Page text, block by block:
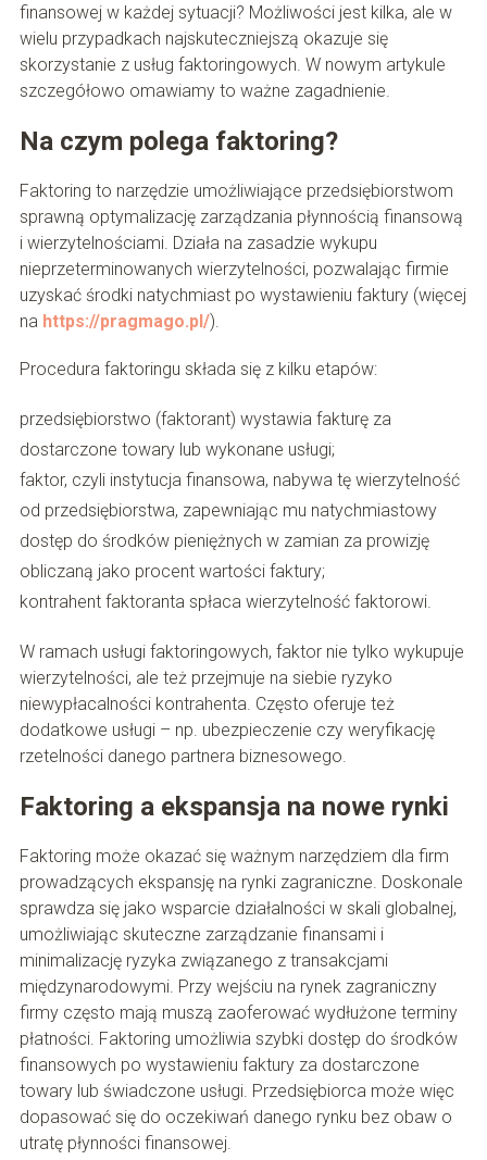
finansowej w każdej sytuacji? Możliwości jest kilka, ale w
wielu przypadkach najskuteczniejszą okazuje się
skorzystanie z usług faktoringowych. W nowym artykule
szczegółowo omawiamy to ważne zagadnienie.
Na czym polega faktoring?
Faktoring to narzędzie umożliwiające przedsiębiorstwom
sprawną optymalizację zarządzania płynnością finansową
i wierzytelnościami. Działa na zasadzie wykupu
nieprzeterminowanych wierzytelności, pozwalając firmie
uzyskać środki natychmiast po wystawieniu faktury (więcej
na https://pragmago.pl/).
Procedura faktoringu składa się z kilku etapów:
przedsiębiorstwo (faktorant) wystawia fakturę za
dostarczone towary lub wykonane usługi;
faktor, czyli instytucja finansowa, nabywa tę wierzytelność
od przedsiębiorstwa, zapewniając mu natychmiastowy
dostęp do środków pieniężnych w zamian za prowizję
obliczaną jako procent wartości faktury;
kontrahent faktoranta spłaca wierzytelność faktorowi.
W ramach usługi faktoringowych, faktor nie tylko wykupuje
wierzytelności, ale też przejmuje na siebie ryzyko
niewypłacalności kontrahenta. Często oferuje też
dodatkowe usługi – np. ubezpieczenie czy weryfikację
rzetelności danego partnera biznesowego.
Faktoring a ekspansja na nowe rynki
Faktoring może okazać się ważnym narzędziem dla firm
prowadzących ekspansję na rynki zagraniczne. Doskonale
sprawdza się jako wsparcie działalności w skali globalnej,
umożliwiając skuteczne zarządzanie finansami i
minimalizację ryzyka związanego z transakcjami
międzynarodowymi. Przy wejściu na rynek zagraniczny
firmy często mają muszą zaoferować wydłużone terminy
płatności. Faktoring umożliwia szybki dostęp do środków
finansowych po wystawieniu faktury za dostarczone
towary lub świadczone usługi. Przedsiębiorca może więc
dopasować się do oczekiwań danego rynku bez obaw o
utratę płynności finansowej.